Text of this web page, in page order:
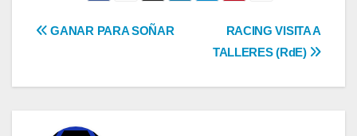
Navegación
RACING VISITA A
TALLERES (RdE)
GANAR PARA SOÑAR